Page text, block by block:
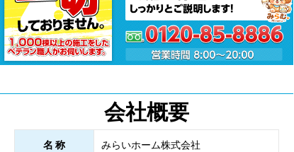
会社概要
名 称 みらいホーム株式会社